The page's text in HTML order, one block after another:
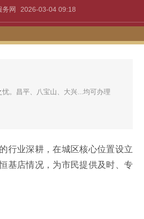
务网 2026-03-04 09:18
。昌平、八宝山、大兴...均可办理
行业深耕，在城区核心位置设立
基店情况，为市民提供及时、专